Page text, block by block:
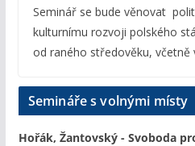
Seminář se bude věnovat
kulturnímu rozvoji polského
od raného středověku, včetně
Semináře s volnými místy
Hořák, Žantovský - Svoboda